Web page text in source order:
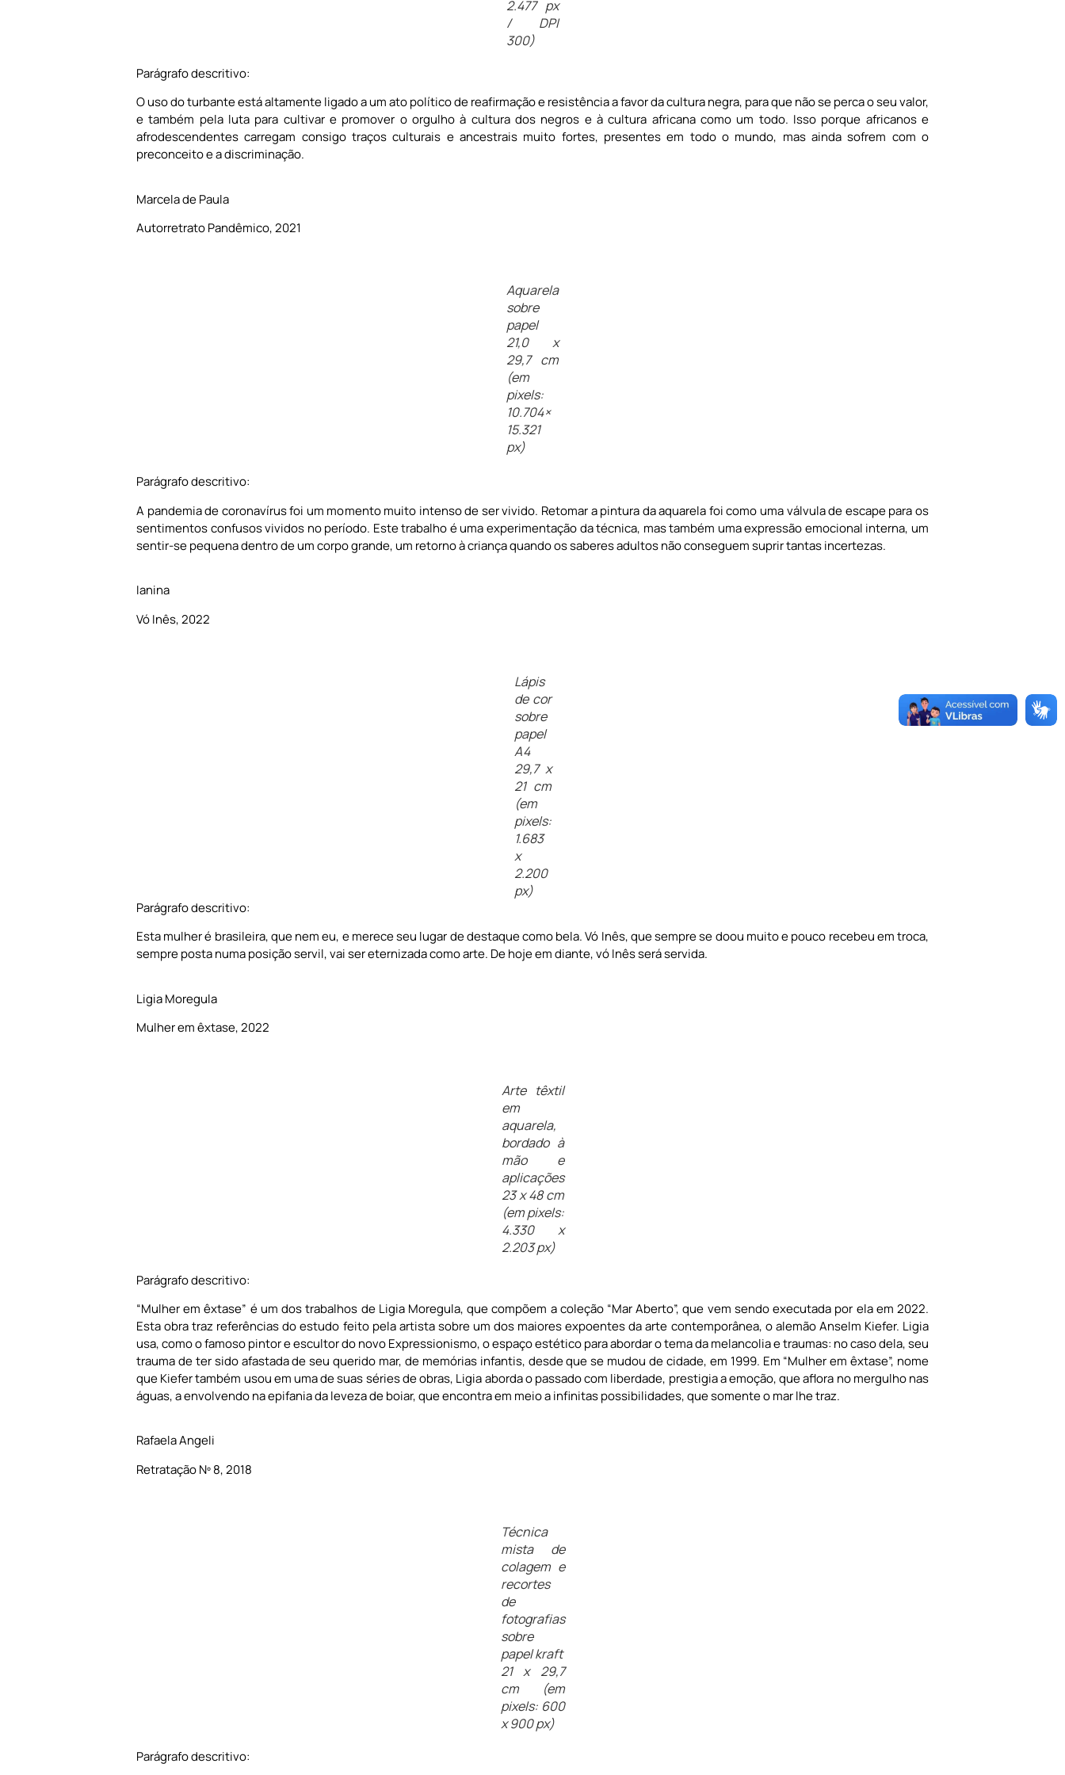
2.477 px
/ DPI
300)
Parágrafo descritivo:
O uso do turbante está altamente ligado a um ato político de reafirmação e resistência a favor da cultura negra, para que não se perca o seu valor,
e também pela luta para cultivar e promover o orgulho à cultura dos negros e à cultura africana como um todo. Isso porque africanos e
afrodescendentes carregam consigo traços culturais e ancestrais muito fortes, presentes em todo o mundo, mas ainda sofrem com o
preconceito e a discriminação.
Marcela de Paula
Autorretrato Pandêmico, 2021
Aquarela
sobre
papel
21,0 x
29,7 cm
(em
pixels:
10.704 ×
15.321
px)
Parágrafo descritivo:
A pandemia de coronavírus foi um momento muito intenso de ser vivido. Retomar a pintura da aquarela foi como uma válvula de escape para os
sentimentos confusos vividos no período. Este trabalho é uma experimentação da técnica, mas também uma expressão emocional interna, um
sentir-se pequena dentro de um corpo grande, um retorno à criança quando os saberes adultos não conseguem suprir tantas incertezas.
Ianina
Vó Inês, 2022
Lápis
de cor
sobre
papel
A4
29,7 x
21 cm
(em
pixels:
1.683
x
2.200
px)
Parágrafo descritivo:
Esta mulher é brasileira, que nem eu, e merece seu lugar de destaque como bela. Vó Inês, que sempre se doou muito e pouco recebeu em troca,
sempre posta numa posição servil, vai ser eternizada como arte. De hoje em diante, vó Inês será servida.
Ligia Moregula
Mulher em êxtase, 2022
Arte têxtil
em
aquarela,
bordado à
mão e
aplicações
23 x 48 cm
(em pixels:
4.330 x
2.203 px)
Parágrafo descritivo:
“Mulher em êxtase” é um dos trabalhos de Ligia Moregula, que compõem a coleção “Mar Aberto”, que vem sendo executada por ela em 2022.
Esta obra traz referências do estudo feito pela artista sobre um dos maiores expoentes da arte contemporânea, o alemão Anselm Kiefer. Ligia
usa, como o famoso pintor e escultor do novo Expressionismo, o espaço estético para abordar o tema da melancolia e traumas: no caso dela, seu
trauma de ter sido afastada de seu querido mar, de memórias infantis, desde que se mudou de cidade, em 1999. Em “Mulher em êxtase”, nome
que Kiefer também usou em uma de suas séries de obras, Ligia aborda o passado com liberdade, prestigia a emoção, que aflora no mergulho nas
águas, a envolvendo na epifania da leveza de boiar, que encontra em meio a infinitas possibilidades, que somente o mar lhe traz.
Rafaela Angeli
Retratação Nº 8, 2018
Técnica
mista de
colagem e
recortes
de
fotografias
sobre
papel kraft
21 x 29,7
cm (em
pixels: 600
x 900 px)
Parágrafo descritivo: